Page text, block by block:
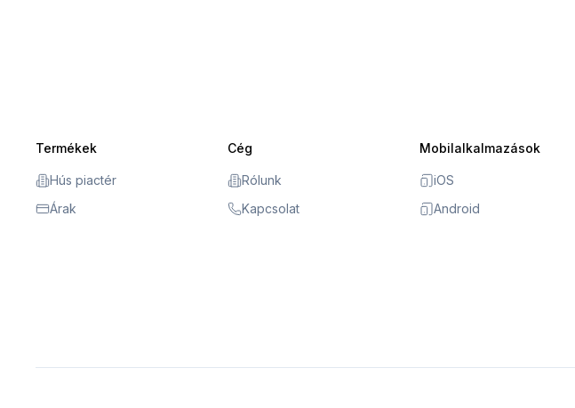
Termékek
Hús piactér
Árak
Cég
Rólunk
Kapcsolat
Mobilalkalmazások
iOS
Android